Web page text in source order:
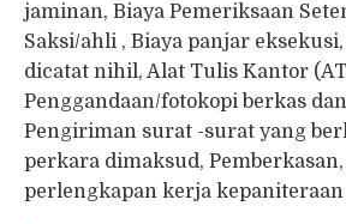
jaminan, Biaya Pemeriksaan
Saksi/ahli , Biaya panjar
dicatat nihil, Alat Tulis Kantor
Penggandaan/fotokopi berkas
Pengiriman surat -surat yang
perkara dimaksud,
perlengkapan kerja kepaniteraan